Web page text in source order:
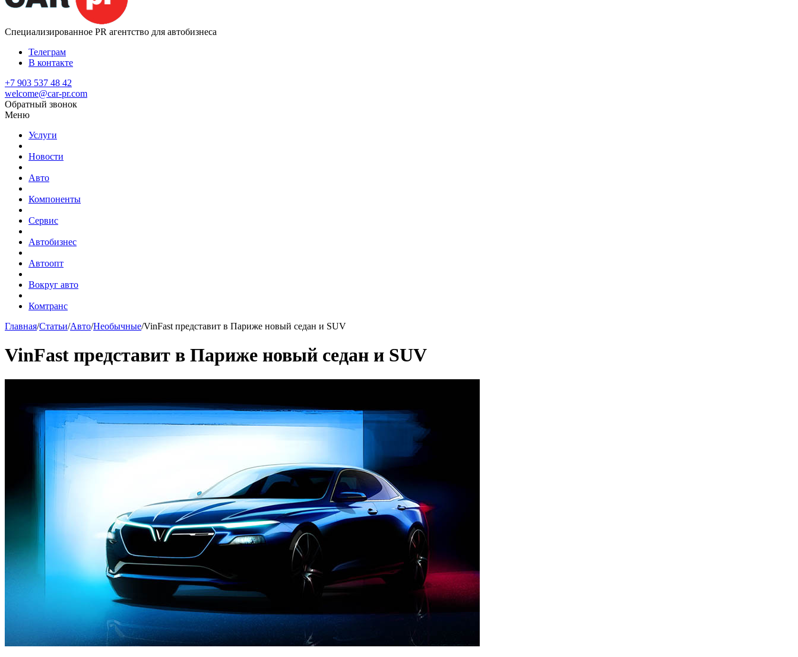
Специализированное PR агентство для автобизнеса
Телеграм
В контакте
+7 903 537 48 42
welcome@car-pr.com
Обратный звонок
Меню
Услуги
Новости
Авто
Компоненты
Сервис
Автобизнес
Автоопт
Вокруг авто
Комтранс
Главная/Статьи/Авто/Необычные/VinFast представит в Париже новый седан и SUV
VinFast представит в Париже новый седан и SUV